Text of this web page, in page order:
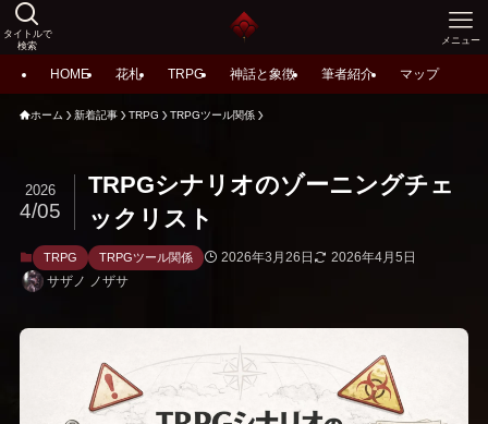
タイトルで
検索
メニュー
HOME 花札 TRPG 神話と象徴 筆者紹介 マップ
ホーム 新着記事 TRPG TRPGツール関係
TRPGシナリオのゾーニングチェ
ックリスト
2026
4/05
TRPG TRPGツール関係 2026年3月26日
2026年4月5日
サザノ ノザサ